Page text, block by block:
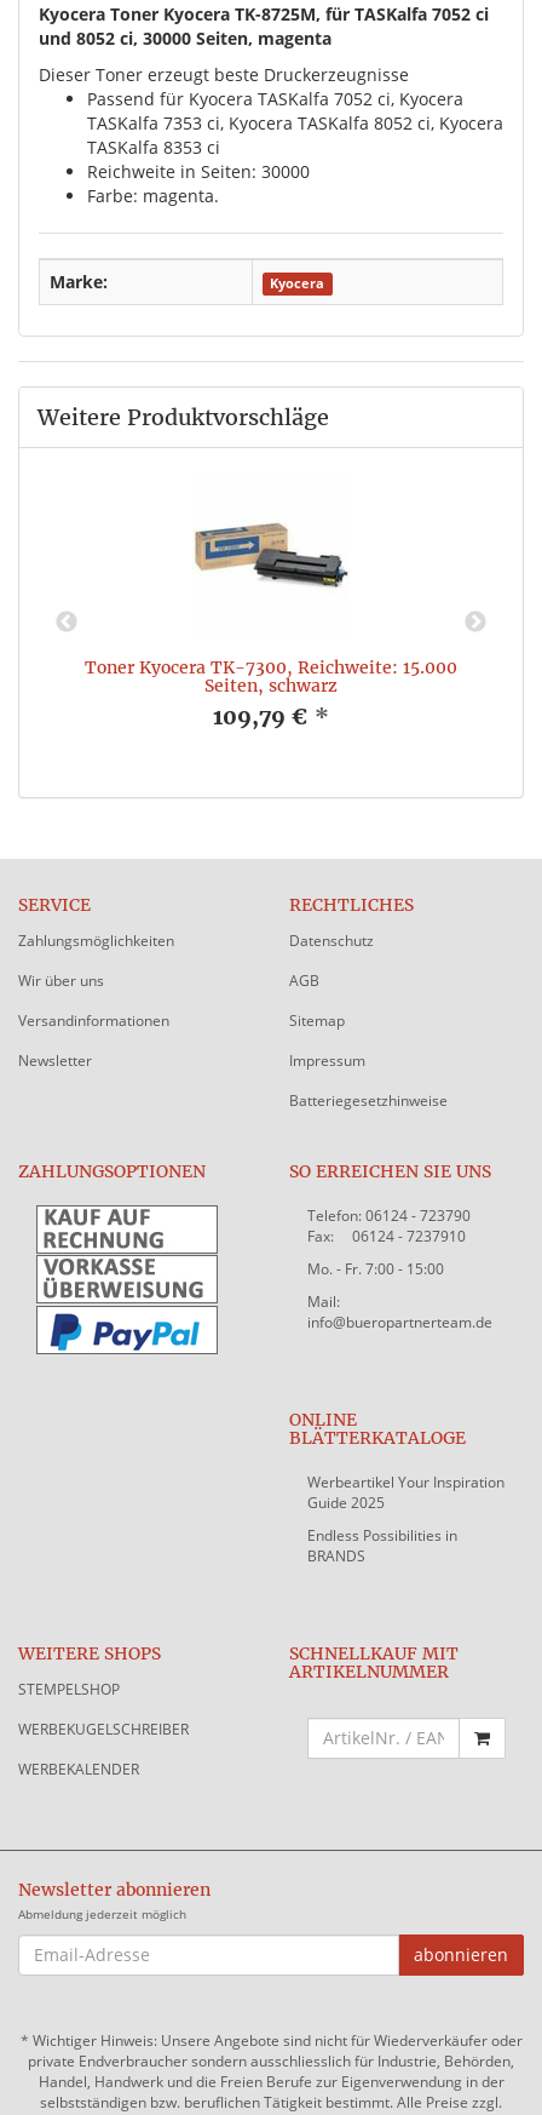
Kyocera Toner Kyocera TK-8725M, für TASKalfa 7052 ci
und 8052 ci, 30000 Seiten, magenta
Dieser Toner erzeugt beste Druckerzeugnisse
Passend für Kyocera TASKalfa 7052 ci, Kyocera
TASKalfa 7353 ci, Kyocera TASKalfa 8052 ci, Kyocera
TASKalfa 8353 ci
Reichweite in Seiten: 30000
Farbe: magenta.
Marke: Kyocera
Weitere Produktvorschläge
Toner Kyocera TK-7300, Reichweite: 15.000
Seiten, schwarz
109,79 € *
SERVICE
Zahlungsmöglichkeiten
Wir über uns
Versandinformationen
Newsletter
RECHTLICHES
Datenschutz
AGB
Sitemap
Impressum
Batteriegesetzhinweise
ZAHLUNGSOPTIONEN SO ERREICHEN SIE UNS
Telefon: 06124 - 723790
Fax: 06124 - 7237910
Mo. - Fr. 7:00 - 15:00
Mail:
info@bueropartnerteam.de
ONLINE
BLÄTTERKATALOGE
Werbeartikel Your Inspiration
Guide 2025
Endless Possibilities in
BRANDS
WEITERE SHOPS
STEMPELSHOP
WERBEKUGELSCHREIBER
WERBEKALENDER
SCHNELLKAUF MIT
ARTIKELNUMMER
Newsletter abonnieren
Abmeldung jederzeit möglich
EMAIL-
ADRESSE
abonnieren
* Wichtiger Hinweis: Unsere Angebote sind nicht für Wiederverkäufer oder
private Endverbraucher sondern ausschliesslich für Industrie, Behörden,
Handel, Handwerk und die Freien Berufe zur Eigenverwendung in der
selbstständigen bzw. beruflichen Tätigkeit bestimmt. Alle Preise zzgl.